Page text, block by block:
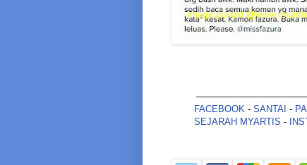
FACEBOOK - SANTAI -
SEJARAH MYARTIS -